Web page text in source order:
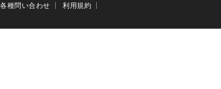
各種問い合わせ
利用規約